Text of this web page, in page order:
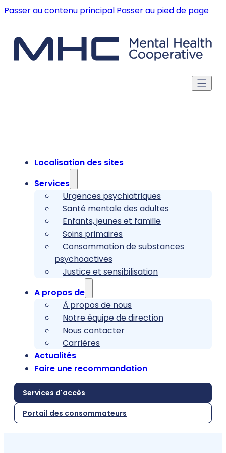
Passer au contenu principal Passer au pied de page
Localisation des sites
Services
Urgences psychiatriques
Santé mentale des adultes
Enfants, jeunes et famille
Soins primaires
Consommation de substances
psychoactives
Justice et sensibilisation
A propos de
À propos de nous
Notre équipe de direction
Nous contacter
Carrières
Actualités
Faire une recommandation
Services d'accès
Portail des consommateurs